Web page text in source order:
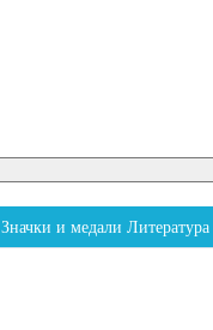
Значки и медали Литература